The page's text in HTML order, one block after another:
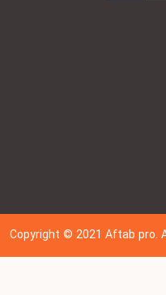
Copyright © 202 1Aftab pro.